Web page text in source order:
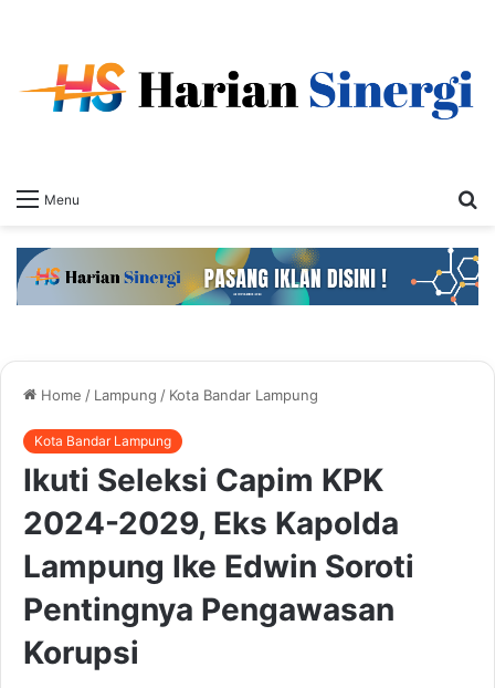
Menu
Home / Lampung / Kota Bandar Lampung
Kota Bandar Lampung
Ikuti Seleksi Capim KPK
2024-2029, Eks Kapolda
Lampung Ike Edwin Soroti
Pentingnya Pengawasan
Korupsi